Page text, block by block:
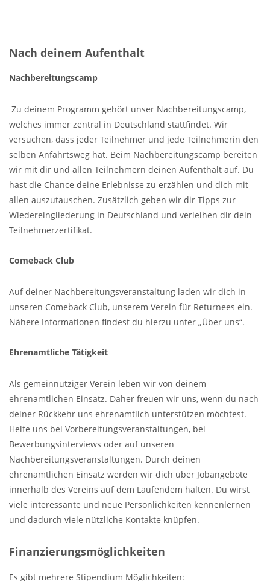
Nach deinem Aufenthalt
Nachbereitungscamp
Zu deinem Programm gehört unser Nachbereitungscamp,
welches immer zentral in Deutschland stattfindet. Wir
versuchen, dass jeder Teilnehmer und jede Teilnehmerin den
selben Anfahrtsweg hat. Beim Nachbereitungscamp bereiten
wir mit dir und allen Teilnehmern deinen Aufenthalt auf. Du
hast die Chance deine Erlebnisse zu erzählen und dich mit
allen auszutauschen. Zusätzlich geben wir dir Tipps zur
Wiedereingliederung in Deutschland und verleihen dir dein
Teilnehmerzertifikat.
Comeback Club
Auf deiner Nachbereitungsveranstaltung laden wir dich in
unseren Comeback Club, unserem Verein für Returnees ein.
Nähere Informationen findest du hierzu unter „Über uns“.
Ehrenamtliche Tätigkeit
Als gemeinnütziger Verein leben wir von deinem
ehrenamtlichen Einsatz. Daher freuen wir uns, wenn du nach
deiner Rückkehr uns ehrenamtlich unterstützen möchtest.
Helfe uns bei Vorbereitungsveranstaltungen, bei
Bewerbungsinterviews oder auf unseren
Nachbereitungsveranstaltungen. Durch deinen
ehrenamtlichen Einsatz werden wir dich über Jobangebote
innerhalb des Vereins auf dem Laufendem halten. Du wirst
viele interessante und neue Persönlichkeiten kennenlernen
und dadurch viele nützliche Kontakte knüpfen.
Finanzierungsmöglichkeiten
Es gibt mehrere Stipendium Möglichkeiten: